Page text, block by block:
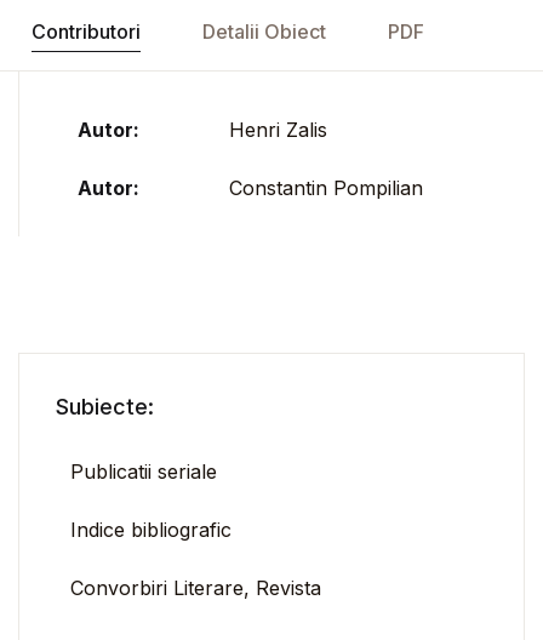
Contributori Detalii Obiect PDF
Autor: Henri Zalis
Autor: Constantin Pompilian
Subiecte:
Publicatii seriale
Indice bibliografic
Convorbiri Literare, Revista